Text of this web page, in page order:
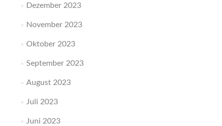
Dezember 2023
November 2023
Oktober 2023
September 2023
August 2023
Juli 2023
Juni 2023